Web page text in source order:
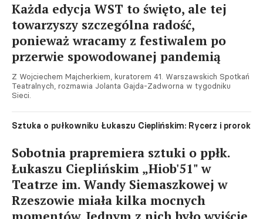
Każda edycja WST to święto, ale tej
towarzyszy szczególna radość,
ponieważ wracamy z festiwalem po
przerwie spowodowanej pandemią
Z Wojciechem Majcherkiem, kuratorem 41. Warszawskich Spotkań
Teatralnych, rozmawia Jolanta Gajda-Zadworna w tygodniku
Sieci.
Sztuka o pułkowniku Łukaszu Cieplińskim: Rycerz i prorok
Sobotnia prapremiera sztuki o ppłk.
Łukaszu Cieplińskim „Hiob'51" w
Teatrze im. Wandy Siemaszkowej w
Rzeszowie miała kilka mocnych